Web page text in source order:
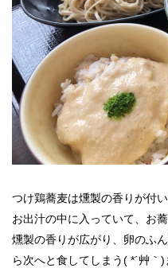
つけ鶏蕎麦は燻製の香りが付
お出汁の中に入っていて、お
燻製の香りが広がり、卵のふ
ら次へと食してしまう( *´艸